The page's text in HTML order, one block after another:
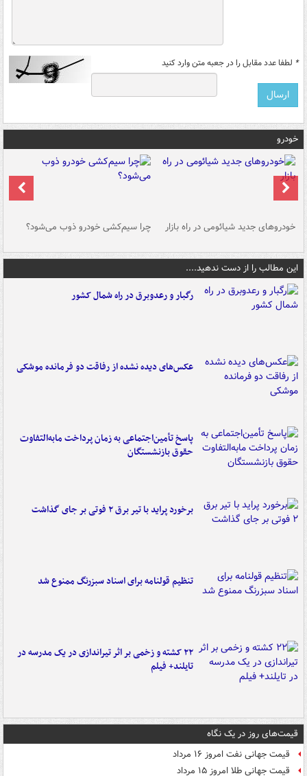
* لطفا عدد مقابل را در جعبه متن وارد کنید
خودرو
خودروهای جدید شیائومی در راه بازار چرا سیم‌کشی خودرو ذوب می‌شود؟
این مطالب را از دست ندهید....
رگبار و رعدوبرق در راه شمال کشور
عکس‌های دیده نشده از رفاقت دو فرمانده‌ موشکی
پاسخ تأمین‌اجتماعی به زمان پرداخت مابه‌التفاوت
حقوق بازنشستگان
برخورد پراید با تیر برق ۲ فوتی بر جای گذاشت
تنظیم قولنامه برای اسناد سبزرنگ ممنوع شد
۲۲ کشته و زخمی بر اثر تیراندازی در یک مدرسه در
تایلند+ فیلم
قیمت‌های روز در یک نگاه
قیمت جهانی نفت امروز ۱۶ مرداد
قیمت جهانی طلا امروز ۱۵ مرداد